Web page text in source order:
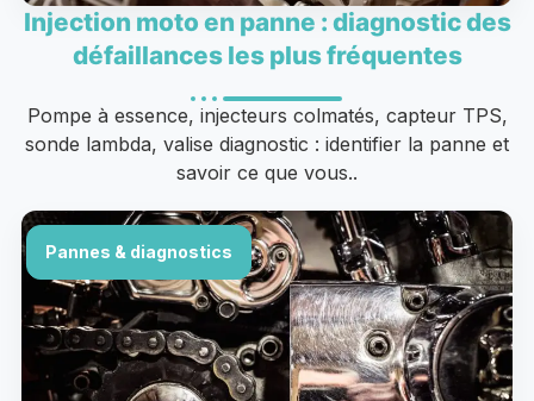
Injection moto en panne : diagnostic des
défaillances les plus fréquentes
Pompe à essence, injecteurs colmatés, capteur TPS,
sonde lambda, valise diagnostic : identifier la panne et
savoir ce que vous..
Pannes & diagnostics